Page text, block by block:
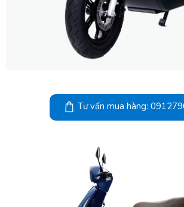
Tư vấn mua hàng: